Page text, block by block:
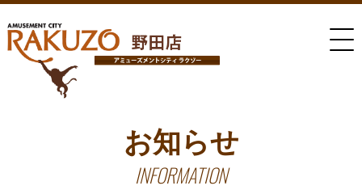
お知らせ
INFORMATION